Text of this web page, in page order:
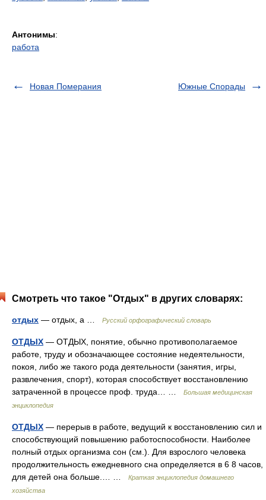
Антонимы:
работа
Новая Померания Южные Спорады
Смотреть что такое "Отдых" в других словарях:
отдых — отдых, а … Русский орфографический словарь
ОТДЫХ — ОТДЫХ, понятие, обычно противополагаемое
работе, труду и обозначающее состояние недеятельности,
покоя, либо же такого рода деятельности (занятия, игры,
развлечения, спорт), которая способствует восстановлению
затраченной в процессе проф. труда… …
Большая медицинская
энциклопедия
ОТДЫХ — перерыв в работе, ведущий к восстановлению сил и
способствующий повышению работоспособности. Наиболее
полный отдых организма сон (см.). Для взрослого человека
продолжительность ежедневного сна определяется в 6 8 часов,
для детей она больше.… …
Краткая энциклопедия домашнего
хозяйства